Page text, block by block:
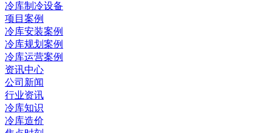
冷库制冷设备
项目案例
冷库安装案例
冷库规划案例
冷库运营案例
资讯中心
公司新闻
行业资讯
冷库知识
冷库造价